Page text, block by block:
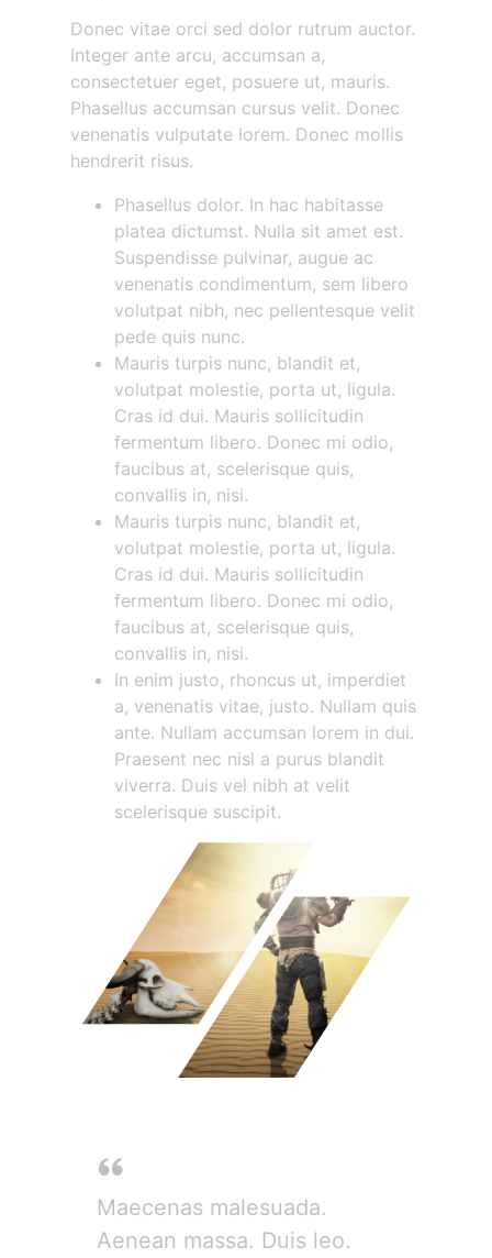
Donec vitae orci sed dolor rutrum auctor.
Integer ante arcu, accumsan a,
consectetuer eget, posuere ut, mauris.
Phasellus accumsan cursus velit. Donec
venenatis vulputate lorem. Donec mollis
hendrerit risus.
Phasellus dolor. In hac habitasse
platea dictumst. Nulla sit amet est.
Suspendisse pulvinar, augue ac
venenatis condimentum, sem libero
volutpat nibh, nec pellentesque velit
pede quis nunc.
Mauris turpis nunc, blandit et,
volutpat molestie, porta ut, ligula.
Cras id dui. Mauris sollicitudin
fermentum libero. Donec mi odio,
faucibus at, scelerisque quis,
convallis in, nisi.
Mauris turpis nunc, blandit et,
volutpat molestie, porta ut, ligula.
Cras id dui. Mauris sollicitudin
fermentum libero. Donec mi odio,
faucibus at, scelerisque quis,
convallis in, nisi.
In enim justo, rhoncus ut, imperdiet
a, venenatis vitae, justo. Nullam quis
ante. Nullam accumsan lorem in dui.
Praesent nec nisl a purus blandit
viverra. Duis vel nibh at velit
scelerisque suscipit.
Maecenas malesuada.
Aenean massa. Duis leo.